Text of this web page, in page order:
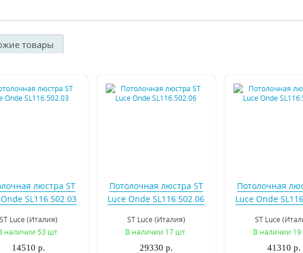
товары
люстра ST
SL116.502.03
ST Luce (Италия)
наличии 53 шт.
14510 р.
Потолочная люстра ST
Luce Onde SL116.502.06
ST Luce (Италия)
В наличии 17 шт.
29330 р.
Потолочная
Luce Onde
ST Luce
В наличии 19
41310 р.